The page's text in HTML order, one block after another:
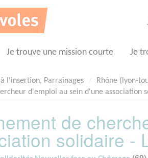
Je trouve une mission courte Je
l'insertion, Parrainages Rhône (lyon-
d'emploi au sein d'une association
de
solidaire -